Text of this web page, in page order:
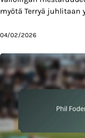
myötä Terryä juhlitaan
04/02/2026